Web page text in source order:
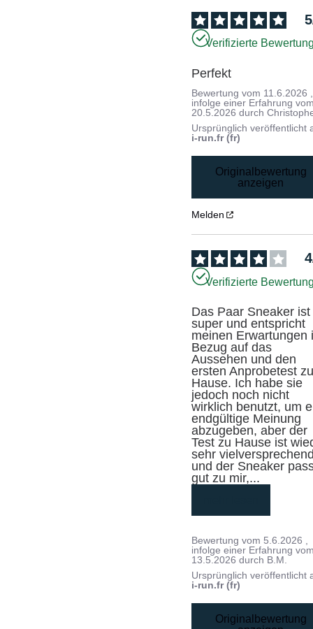
5
Verifizierte
Perfekt
Bewertung vom 11.6.2026
infolge einer Erfahrung
20.5.2026 durch
Ursprünglich veröffentlicht
i-run.fr (fr)
Originalbewertung
anzeigen
Melden
4
Verifizierte
Das Paar Sneaker ist
super und entspricht
meinen Erwartungen
Bezug auf das
Aussehen und den
ersten Anprobetest
Hause. Ich habe sie
jedoch noch nicht
wirklich benutzt, um
endgültige Meinung
abzugeben, aber der
Test zu Hause ist
sehr
und der Sneaker
gut zu mir,...
Bewertung vom 5.6.2026 ,
infolge einer Erfahrung
13.5.2026 durch B.M.
Ursprünglich veröffentlicht
i-run.fr (fr)
Originalbewertung